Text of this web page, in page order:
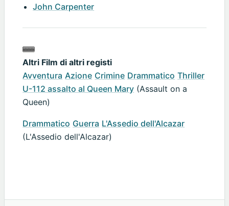
John Carpenter
Altri Film di altri registi
Avventura Azione Crimine Drammatico Thriller
U-112 assalto al Queen Mary (Assault on a
Queen)
Drammatico Guerra L'Assedio dell'Alcazar
(L'Assedio dell'Alcazar)